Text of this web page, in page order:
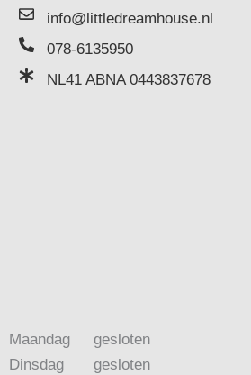
info@littledreamhouse.nl
078-6135950
NL41 ABNA 0443837678
Maandag
Dinsdag
gesloten
gesloten